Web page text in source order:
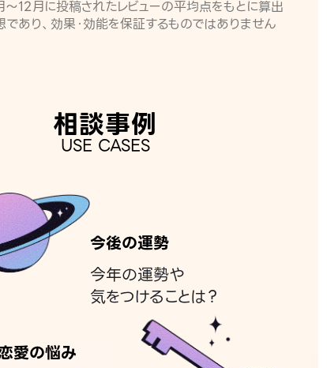
12月に投稿されたレビューの平均点をもとに算出
あり、効果・効能を保証するものではありません
相談事例
USE CASES
今後の運勢
今年の運勢や
気をつけることは？
愛の悩み